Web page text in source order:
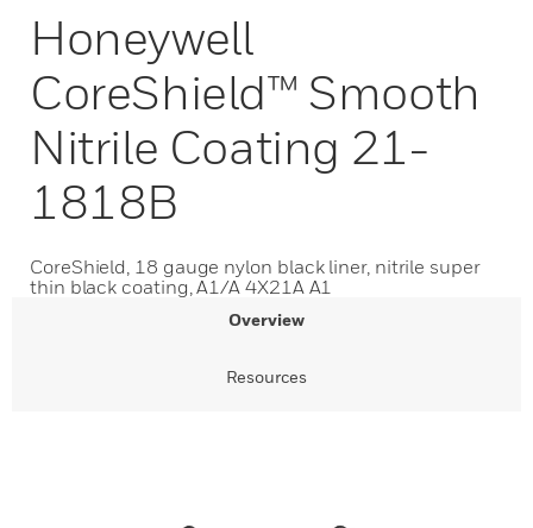
Honeywell
CoreShield™ Smooth
Nitrile Coating 21-
1818B
CoreShield, 18 gauge nylon black liner, nitrile super
thin black coating, A1/A 4X21A A1
Overview
Resources